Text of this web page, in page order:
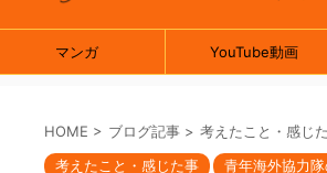
マンガ YouTube動画
HOME > ブログ記事 > 考えたこと・感じ
考えたこと・感じた事
青年海外協力